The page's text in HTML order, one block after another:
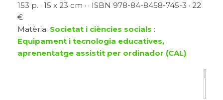
153 p. · 15 x 23 cm · · ISBN 978-84-8458-745-3 · 22
€
Matèria: Societat i ciències socials :
Equipament i tecnologia educatives,
aprenentatge assistit per ordinador (CAL)